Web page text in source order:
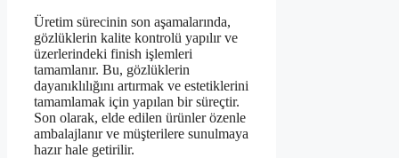
Üretim sürecinin son aşamalarında,
gözlüklerin kalite kontrolü yapılır ve
üzerlerindeki finish işlemleri
tamamlanır. Bu, gözlüklerin
dayanıklılığını artırmak ve estetiklerini
tamamlamak için yapılan bir süreçtir.
Son olarak, elde edilen ürünler özenle
ambalajlanır ve müşterilere sunulmaya
hazır hale getirilir.